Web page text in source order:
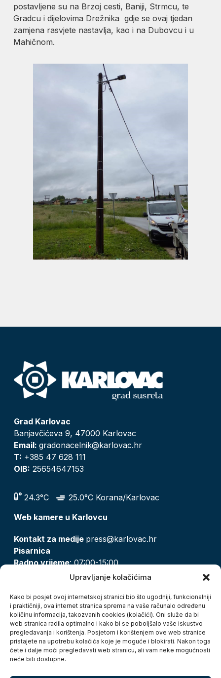
Upravljanje kolačićima
Kako bi posjet ovoj internetskoj stranici bio što ugodniji, funkcionalniji
i praktičniji, ova internet stranica sprema na vaše računalo određenu
količinu informacija, takozvanih cookies (kolačići). Oni služe da bi
web stranica radila optimalno i kako bi se poboljšalo vaše iskustvo
pregledavanja i korištenja. Posjetom i korištenjem ove web stranice
pristajete na upotrebu kolačića koje je moguće i blokirati. Nakon toga
ćete i dalje moći pregledavati web stranicu, ali vam neke mogućnosti
neće biti dostupne.
postavljene su na Brzoj cesti, Baniji, Strmcu, te
Gradcu i dijelovima Drežnika gdje se ovaj tjedan
zamjena rasvjete nastavlja, kao i na Dubovcu i u
Mahičnom.
Grad Karlovac
Banjavčićeva 9, 47000 Karlovac
Email: gradonacelnik@karlovac.hr
T: +385 47 628 111
OIB: 25654647153
24.3°C
25.0°C Korana/Karlovac
Web kamere u Karlovcu
Kontakt za medije press@karlovac.hr
Pisarnica
Radno vrijeme: 07:00-15:00
pisarnica@karlovac.hr
Zaštita osobnih podataka
Pristup informacijama
Kolačići
Izjava o pristupačnosti